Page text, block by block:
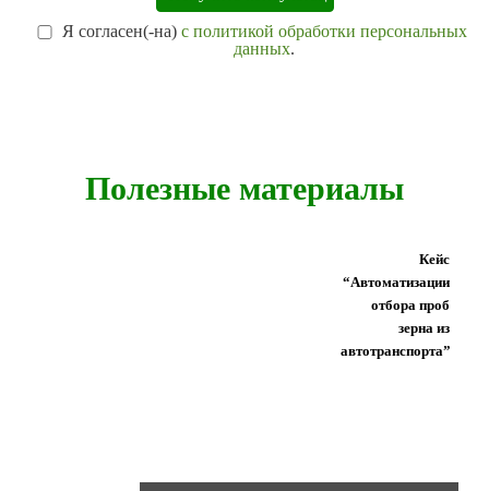
Я согласен(-на) с политикой обработки персональных
данных.
Полезные материалы
Кейс
“Автоматизации
отбора проб
зерна из
автотранспорта”